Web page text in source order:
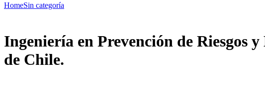
HomeSin categoría
Ingeniería en Prevención de Riesgos
de Chile.